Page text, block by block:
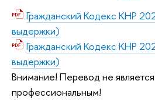
Гражданский Кодекс КНР
выдержки)
Гражданский Кодекс КНР
выдержки)
Внимание! Перевод не
профессиональным!